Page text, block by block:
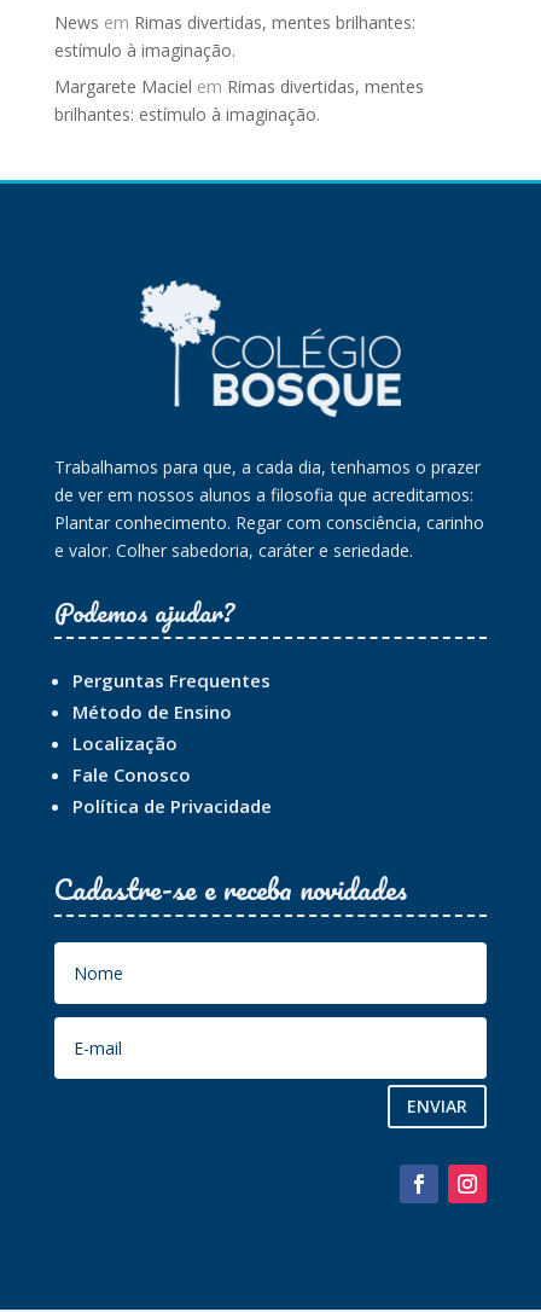
News em Rimas divertidas, mentes brilhantes:
estímulo à imaginação.
Margarete Maciel em Rimas divertidas, mentes
brilhantes: estímulo à imaginação.
Trabalhamos para que, a cada dia, tenhamos o prazer
de ver em nossos alunos a filosofia que acreditamos:
Plantar conhecimento. Regar com consciência, carinho
e valor. Colher sabedoria, caráter e seriedade.
Podemos ajudar?
Perguntas Frequentes
Método de Ensino
Localização
Fale Conosco
Política de Privacidade
Cadastre-se e receba novidades
ENVIAR